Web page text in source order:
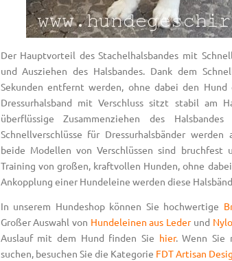
Der Hauptvorteil des Stachelhalsbandes mit
und Ausziehen des Halsbandes. Dank dem
Sekunden entfernt werden, ohne dabei den
Dressurhalsband mit Verschluss sitzt stabil am
überflüssige Zusammenziehen des
Schnellverschlüsse für Dressurhalsbänder
beide Modellen von Verschlüssen sind
Training von großen, kraftvollen Hunden, ohne
Ankopplung einer Hundeleine werden diese
In unserem Hundeshop können Sie hochwertige
Großer Auswahl von Hundeleinen aus Leder und
Auslauf mit dem Hund finden Sie hier. Wenn Sie
suchen, besuchen Sie die Kategorie FDT Artisan